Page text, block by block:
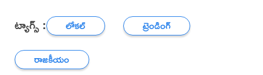
ట్యాగ్స్ : లోకల్
ట్రెండింగ్
రాజకీయం